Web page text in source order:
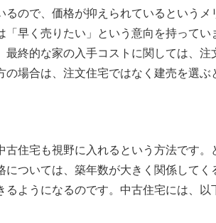
ので、価格が抑えられているというメ
早く売りたい」という意向を持って
終的な家の入手コストに関しては、注
場合は、注文住宅ではなく建売を選ぶ
住宅も視野に入れるという方法です。
ついては、築年数が大きく関係して
ようになるのです。中古住宅には、以